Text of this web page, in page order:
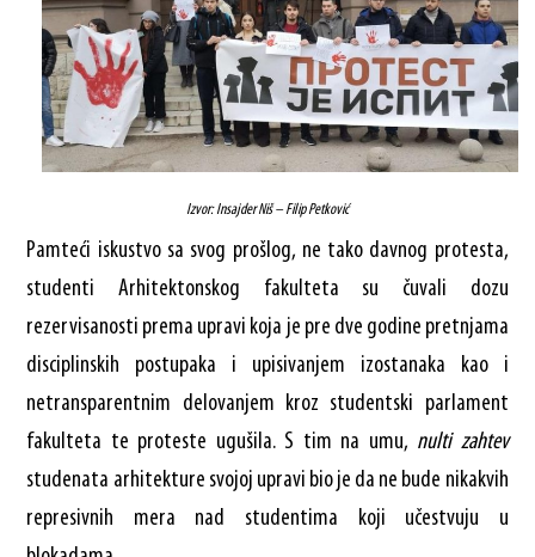
Izvor: Insajder Niš – Filip Petković
Pamteći iskustvo sa svog prošlog, ne tako davnog protesta,
studenti Arhitektonskog fakulteta su čuvali dozu
rezervisanosti prema upravi koja je pre dve godine pretnjama
disciplinskih postupaka i upisivanjem izostanaka kao i
netransparentnim delovanjem kroz studentski parlament
fakulteta te proteste ugušila. S tim na umu, nulti zahtev
studenata arhitekture svojoj upravi bio je da ne bude nikakvih
represivnih mera nad studentima koji učestvuju u